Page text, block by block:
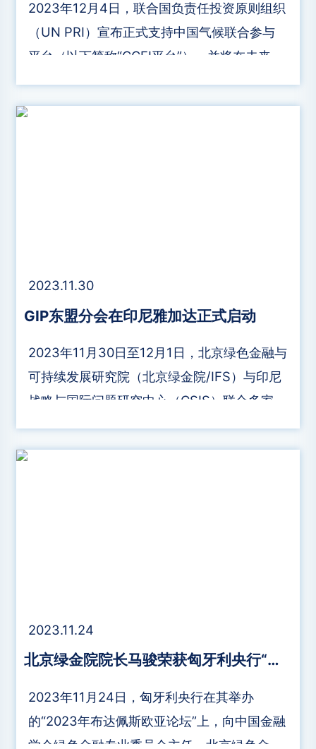
2023年12月4日，联合国负责任投资原则组织
（UN PRI）宣布正式支持中国气候联合参与
平台（以下简称“CCEI平台”），并将在未来携
展、共同落实CCEI工作。
2023.11.30
GIP东盟分会在印尼雅加达正式启动
2023年11月30日至12月1日，北京绿色金融与
可持续发展研究院（北京绿金院/IFS）与印尼
战略与国际问题研究中心（CSIS）联合多家机
正式启动 “一带一路”绿色投资原则（GIP）东
Rino Donosepoetro等在论坛上致辞。
2023.11.24
北京绿金院院长马骏荣获匈牙利央行“绿色金融国际终身成就科学奖”
2023年11月24日，匈牙利央行在其举办
的“2023年布达佩斯欧亚论坛”上，向中国金融
学会绿色金融专业委员会主任、北京绿色金融